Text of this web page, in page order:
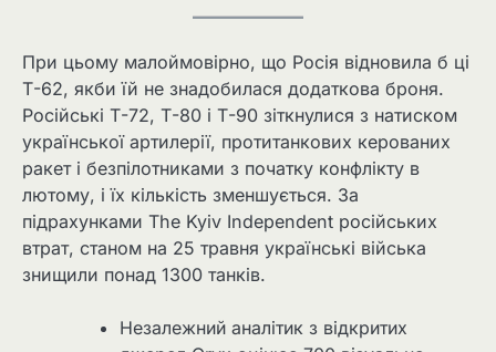
При цьому малоймовірно, що Росія відновила б ці
Т-62, якби їй не знадобилася додаткова броня.
Російські Т-72, ​​Т-80 і Т-90 зіткнулися з натиском
української артилерії, протитанкових керованих
ракет і безпілотниками з початку конфлікту в
лютому, і їх кількість зменшується. За
підрахунками The Kyiv Independent російських
втрат, станом на 25 травня українські війська
знищили понад 1300 танків.
Незалежний аналітик з відкритих